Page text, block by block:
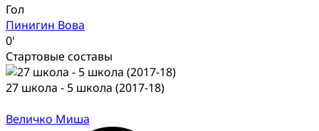
Гол
Пинигин Вова
0'
Стартовые составы
27 школа - 5 школа (2017-18)
Величко Миша